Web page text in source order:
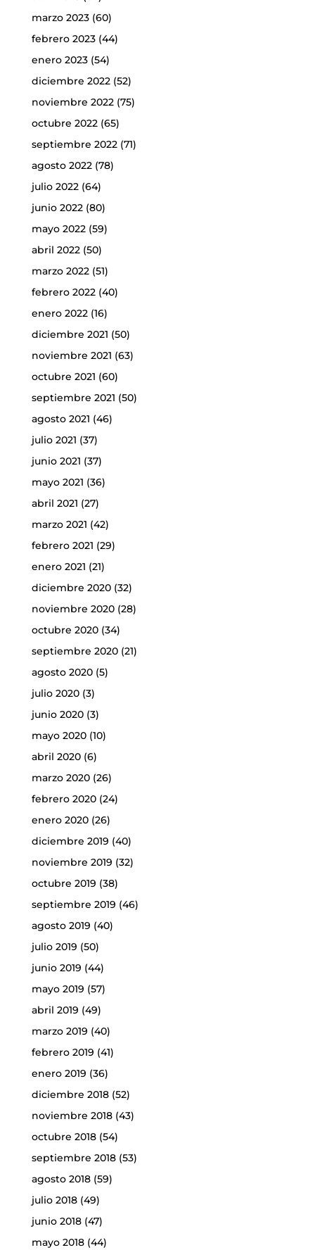
marzo 2023(60)
febrero 2023(44)
enero 2023(54)
diciembre 2022(52)
noviembre 2022(75)
octubre 2022(65)
septiembre 2022(71)
agosto 2022(78)
julio 2022(64)
junio 2022(80)
mayo 2022(59)
abril 2022(50)
marzo 2022(51)
febrero 2022(40)
enero 2022(16)
diciembre 2021 (50)
noviembre 2021 (63)
octubre 2021 (60)
septiembre 2021 (50)
agosto 2021 (46)
julio 2021 (37)
junio 2021 (37)
mayo 2021 (36)
abril 2021 (27)
marzo 2021 (42)
febrero 2021 (29)
enero 2021 (21)
diciembre 2020(32)
noviembre 2020(28)
octubre 2020(34)
septiembre 2020(21)
agosto 2020(5)
julio 2020(3)
junio 2020(3)
mayo 2020(10)
abril 2020(6)
marzo 2020(26)
febrero 2020(24)
enero 2020(26)
diciembre 2019 (40)
noviembre 2019 (32)
octubre 2019 (38)
septiembre 2019 (46)
agosto 2019 (40)
julio 2019 (50)
junio 2019 (44)
mayo 2019 (57)
abril 2019 (49)
marzo 2019 (40)
febrero 2019 (41)
enero 2019 (36)
diciembre 2018(52)
noviembre 2018(43)
octubre 2018(54)
septiembre 2018(53)
agosto 2018(59)
julio 2018(49)
junio 2018(47)
mayo 2018(44)